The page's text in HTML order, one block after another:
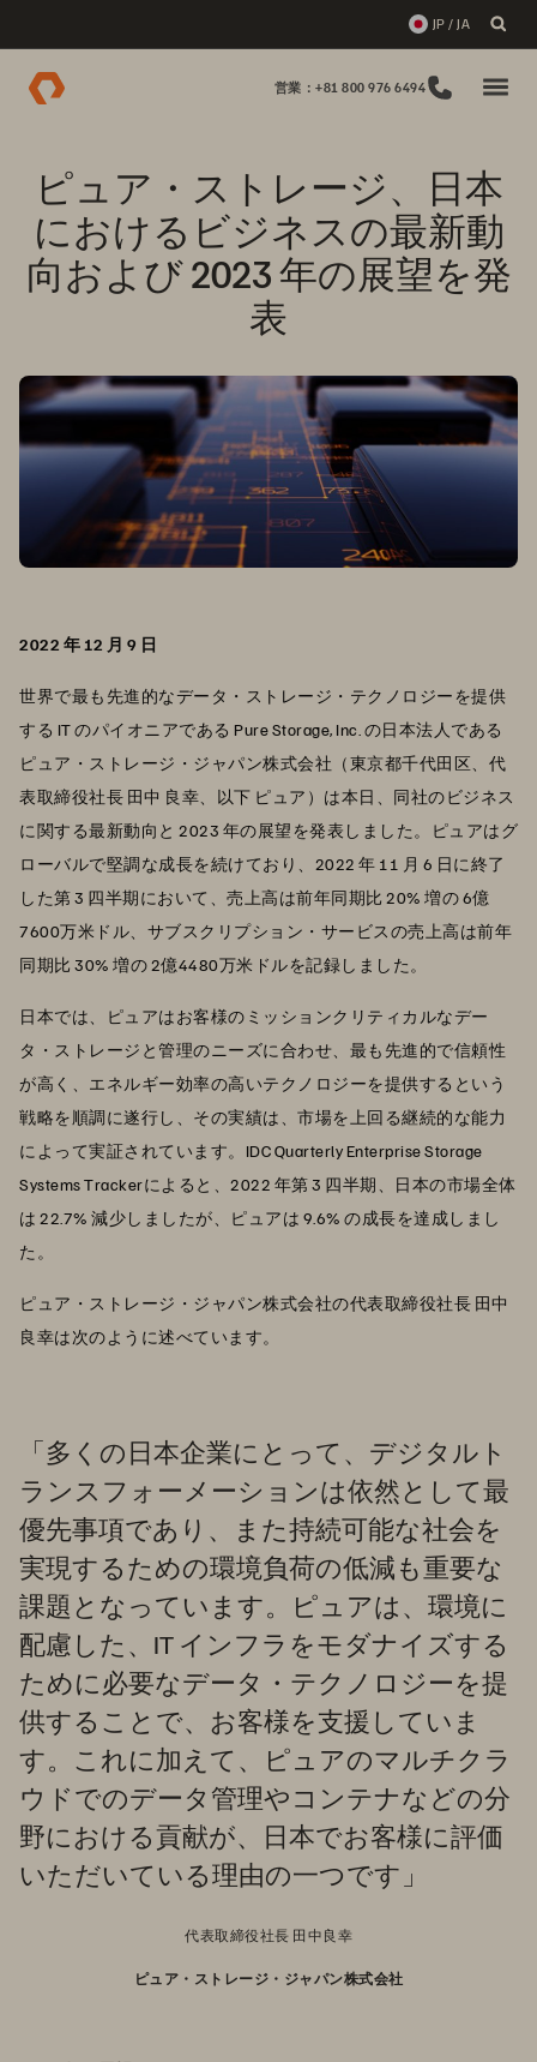
JP / JA
営業：+81 800 976 6494
ピュア・ストレージ、日本
におけるビジネスの最新動
向および 2023 年の展望を発
表
2022 年 12 月 9 日
世界で最も先進的なデータ・ストレージ・テクノロジーを提供
する IT のパイオニアである Pure Storage, Inc. の日本法人である
ピュア・ストレージ・ジャパン株式会社（東京都千代田区、代
表取締役社長 田中 良幸、以下 ピュア）は本日、同社のビジネス
に関する最新動向と 2023 年の展望を発表しました。ピュアはグ
ローバルで堅調な成長を続けており、2022 年 11 月 6 日に終了
した第 3 四半期において、売上高は前年同期比 20% 増の 6億
7600万米ドル、サブスクリプション・サービスの売上高は前年
同期比 30% 増の 2億4480万米ドルを記録しました。
日本では、ピュアはお客様のミッションクリティカルなデー
タ・ストレージと管理のニーズに合わせ、最も先進的で信頼性
が高く、エネルギー効率の高いテクノロジーを提供するという
戦略を順調に遂行し、その実績は、市場を上回る継続的な能力
によって実証されています。IDC Quarterly Enterprise Storage
Systems Trackerによると、2022 年第 3 四半期、日本の市場全体
は 22.7% 減少しましたが、ピュアは 9.6% の成長を達成しまし
た。
ピュア・ストレージ・ジャパン株式会社の代表取締役社長 田中
良幸は次のように述べています。
「多くの日本企業にとって、デジタルト
ランスフォーメーションは依然として最
優先事項であり、また持続可能な社会を
実現するための環境負荷の低減も重要な
課題となっています。ピュアは、環境に
配慮した、IT インフラをモダナイズする
ために必要なデータ・テクノロジーを提
供することで、お客様を支援していま
す。これに加えて、ピュアのマルチクラ
ウドでのデータ管理やコンテナなどの分
野における貢献が、日本でお客様に評価
いただいている理由の一つです」
代表取締役社長 田中良幸
ピュア・ストレージ・ジャパン株式会社